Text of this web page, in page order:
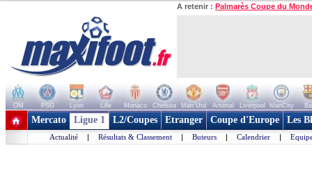
A retenir : Palmarès Coupe du
OM PSG Lyon Lille Monaco Chelsea Man Utd Arsenal Liverpool ManCity
+ de clubs
Mercato Ligue 1 L2/Coupes Etranger Coupe d'Europe Les
Actualité | Résultats & Classement | Buteurs | Calendrier |